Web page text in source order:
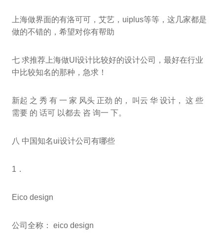
上海做界面的有洛可可，艾艺，uiplus等等，这几家都是
做的不错的，希望对你有帮助
七 求推荐上海做UI设计比较好的设计公司，最好在行业
中比较知名的那种，急求！
新起 之 秀 有 一 家 风头 正劲 的， 叫云 华 设计， 这 些
需要 的 话可 以都去 咨 询一 下。
八 中国知名ui设计公司有哪些
1．
Eico design
公司全称： eico design